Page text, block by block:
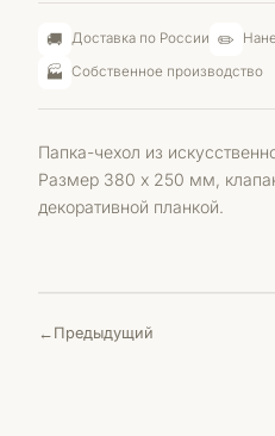
🚚 Доставка по России ✏️
🏭 Собственное производство
Папка-чехол из
Размер 380 х 250 мм,
декоративной планкой.
Предыдущий